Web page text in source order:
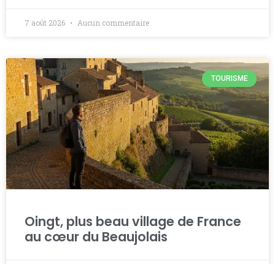
7 août 2026 Aucun commentaire
TOURISME
Oingt, plus beau village de France
au cœur du Beaujolais